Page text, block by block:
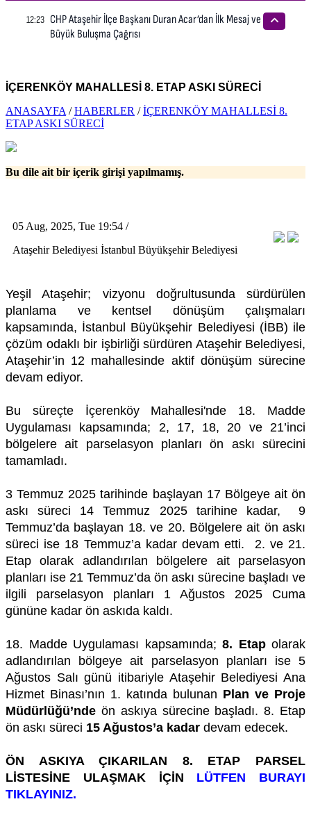
İÇERENKÖY MAHALLESİ 8. ETAP ASKI SÜRECİ
ANASAYFA /HABERLER /İÇERENKÖY MAHALLESİ 8.
ETAP ASKI SÜRECİ
Bu dile ait bir içerik girişi yapılmamış.
05 Aug, 2025, Tue 19:54 /
Ataşehir Belediyesi İstanbul Büyükşehir Belediyesi
Yeşil Ataşehir; vizyonu doğrultusunda sürdürülen
planlama ve kentsel dönüşüm çalışmaları
kapsamında, İstanbul Büyükşehir Belediyesi (İBB) ile
çözüm odaklı bir işbirliği sürdüren Ataşehir Belediyesi,
Ataşehir’in 12 mahallesinde aktif dönüşüm sürecine
devam ediyor.
Bu süreçte İçerenköy Mahallesi'nde 18. Madde
Uygulaması kapsamında; 2, 17, 18, 20 ve 21’inci
bölgelere ait parselasyon planları ön askı sürecini
tamamladı.
3 Temmuz 2025 tarihinde başlayan 17 Bölgeye ait ön
askı süreci 14 Temmuz 2025 tarihine kadar, 9
Temmuz’da başlayan 18. ve 20. Bölgelere ait ön askı
süreci ise 18 Temmuz’a kadar devam etti. 2. ve 21.
Etap olarak adlandırılan bölgelere ait parselasyon
planları ise 21 Temmuz’da ön askı sürecine başladı ve
ilgili parselasyon planları 1 Ağustos 2025 Cuma
gününe kadar ön askıda kaldı.
18. Madde Uygulaması kapsamında; 8. Etap olarak
adlandırılan bölgeye ait parselasyon planları ise 5
Ağustos Salı günü itibariyle Ataşehir Belediyesi Ana
Hizmet Binası’nın 1. katında bulunan Plan ve Proje
Müdürlüğü’nde ön askıya sürecine başladı. 8. Etap
ön askı süreci 15 Ağustos’a kadar devam edecek.
ÖN ASKIYA ÇIKARILAN 8. ETAP PARSEL
LİSTESİNE ULAŞMAK İÇİN
LÜTFEN BURAYI
TIKLAYINIZ.